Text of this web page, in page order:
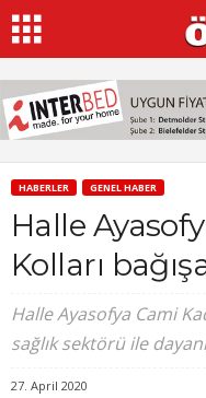
HABERLER GENEL HABER
Halle
Kolları
Halle Ayasofya Cami
sağlık sektörü ile
27. April 2020